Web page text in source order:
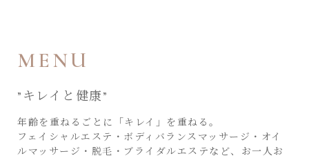
MENU
”キレイと健康”
年齢を重ねるごとに「キレイ」を重ねる。
フェイシャルエステ・ボディバランスマッサージ・オイ
ルマッサージ・脱毛・ブライダルエステなど、 お一人お